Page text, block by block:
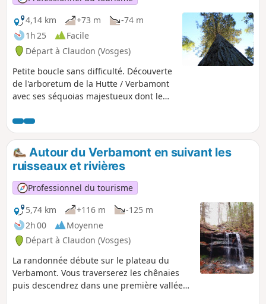
4,14 km
+73 m
-74 m
1h 25
Facile
Départ à Claudon (Vosges)
Petite boucle sans difficulté. Découverte
de l'arboretum de la Hutte / Verbamont
avec ses séquoias majestueux dont le
Arboretum d'essences nord-américaines
créé il y a 150 ans.
Autour du Verbamont en suivant les
ruisseaux et rivières
Professionnel du tourisme
5,74 km
+116 m
-125 m
2h 00
Moyenne
Départ à Claudon (Vosges)
La randonnée débute sur le plateau du
Verbamont. Vous traverserez les chênaies
puis descendrez dans une première vallée